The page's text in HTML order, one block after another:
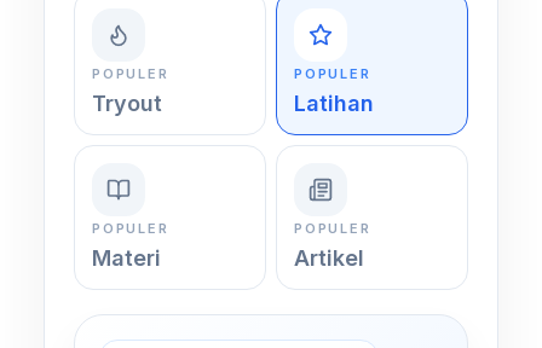
POPULER
Tryout
POPULER
Latihan
POPULER
Materi
POPULER
Artikel